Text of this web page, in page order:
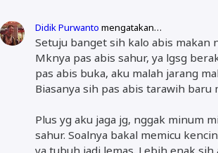
Didik Purwanto mengatakan…
Setuju banget sih kalo abis makan
Mknya pas abis sahur, ya lgsg
pas abis buka, aku malah jarang
Biasanya sih pas abis tarawih baru
Plus yg aku jaga jg, nggak minum
sahur. Soalnya bakal memicu